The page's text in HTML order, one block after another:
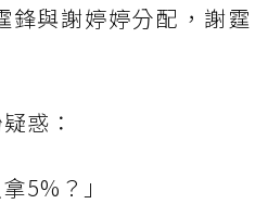
鋒與謝婷婷分配，謝霆
惑：
5%？」